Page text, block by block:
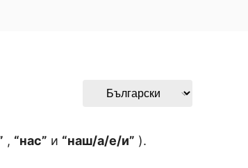
, “нас” и “наш/а/е/и” ).